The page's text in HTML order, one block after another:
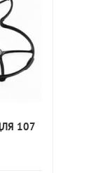
107